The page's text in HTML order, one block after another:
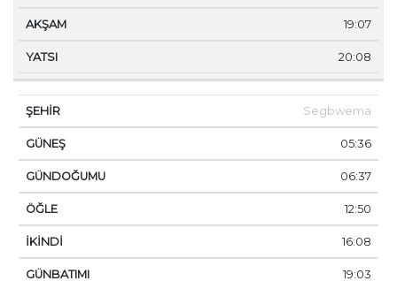
19:07
20:08
Segbwema
05:36
06:37
12:50
16:08
19:03